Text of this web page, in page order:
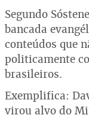
Segundo
bancada
conteúdos que
politicamente
brasileiros.
Exemplifica:
virou alvo do